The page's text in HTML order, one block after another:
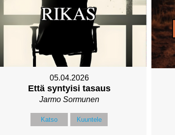
05.04.2026
Että syntyisi tasaus
Jarmo Sormunen
Katso Kuuntele